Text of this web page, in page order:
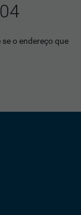
o endereço que